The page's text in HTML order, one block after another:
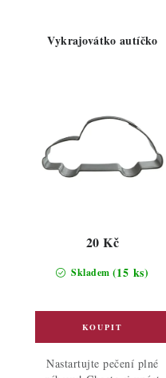
Vykrajovátko autíčko
Skladem (15 ks)
20 Kč
Nastartujte pečení plné